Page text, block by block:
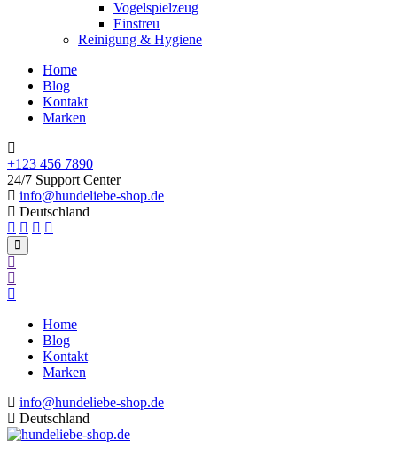
Vogelspielzeug
Einstreu
Reinigung & Hygiene
Home
Blog
Kontakt
Marken
+123 456 7890
24/7 Support Center
info@hundeliebe-shop.de
Deutschland
Home
Blog
Kontakt
Marken
info@hundeliebe-shop.de
Deutschland